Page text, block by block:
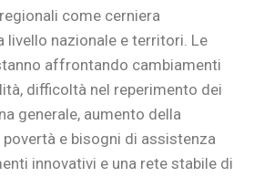
come cerniera
livello nazionale e territori. Le
affrontando cambiamenti
difficoltà nel reperimento dei
generale, aumento della
e bisogni di assistenza
innovativi e una rete stabile di